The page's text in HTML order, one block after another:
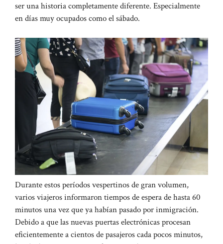
ser una historia completamente diferente. Especialmente
en días muy ocupados como el sábado.
Durante estos períodos vespertinos de gran volumen,
varios viajeros informaron tiempos de espera de hasta 60
minutos una vez que ya habían pasado por inmigración.
Debido a que las nuevas puertas electrónicas procesan
eficientemente a cientos de pasajeros cada pocos minutos,